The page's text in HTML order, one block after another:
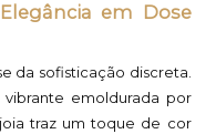
em Dose
da sofisticação discreta.
emoldurada por
traz um toque de cor